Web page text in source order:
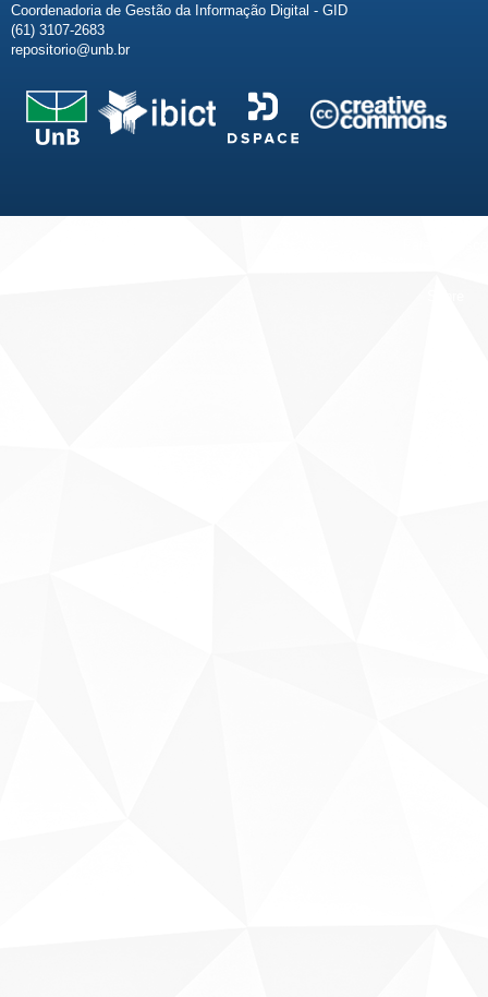
Coordenadoria de Gestão da Informação Digital - GID
(61) 3107-2683
repositorio@unb.br